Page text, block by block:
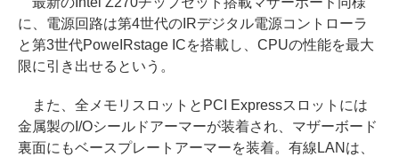
に、電源回路は第4世代のIRデジタル電源コントローラ
と第3世代PoweIRstage ICを搭載し、CPUの性能を最大
限に引き出せるという。
また、全メモリスロットとPCI Expressスロットには
金属製のI/Oシールドアーマーが装着され、マザーボード
裏面にもベースプレートアーマーを装着。有線LANは、